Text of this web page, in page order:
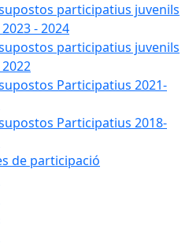
participatius juvenils
- 2024
participatius juvenils
Participatius 2021-
Participatius 2018-
de participació